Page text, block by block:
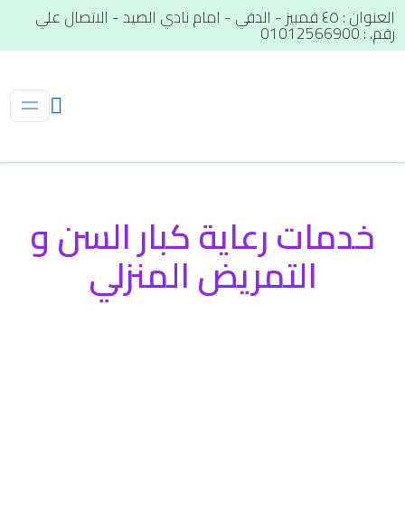
العنوان : ٤٥ قمبيز - الدقي - امام نادي الصيد - الاتصال علي
رقم. : 01012566900
خدمات رعاية كبار السن و
التمريض المنزلي